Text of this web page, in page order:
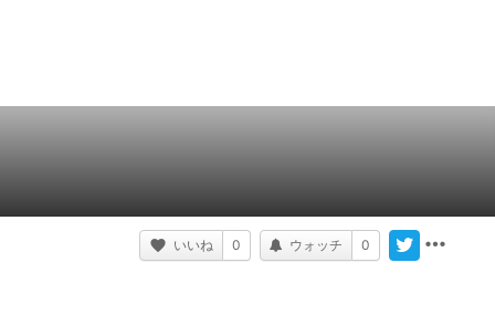
いいね 0 ウォッチ 0